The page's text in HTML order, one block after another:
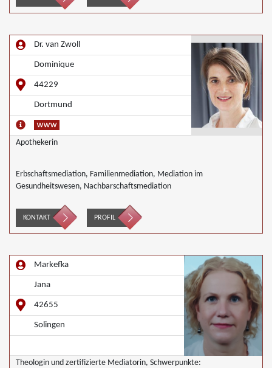
Dr. van Zwoll
Dominique
44229
Dortmund
Apothekerin
Erbschaftsmediation, Familienmediation, Mediation im
Gesundheitswesen, Nachbarschaftsmediation
KONTAKT PROFIL
Markefka
Jana
42655
Solingen
Theologin und zertifizierte Mediatorin, Schwerpunkte: